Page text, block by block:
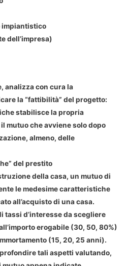
impiantistico
dell’impresa)
analizza con cura la
la “fattibilità” del progetto:
stabilisce la propria
mutuo che avviene solo dopo
almeno, delle
del prestito
della casa, un mutuo di
le medesime caratteristiche
all’acquisto di una casa.
tassi d’interesse da scegliere
erogabile (30, 50, 80%)
(15, 20, 25 anni).
tali aspetti valutando,